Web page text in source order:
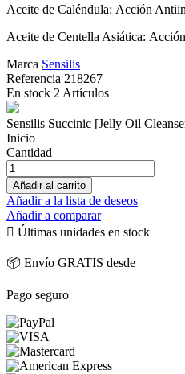
Aceite de Caléndula: Acción
Aceite de Centella Asiática:
Marca Sensilis
Referencia 218267
En stock 2 Artículos
Sensilis Succinic [Jelly Oil
Inicio
Cantidad
Añadir al carrito
Añadir a la lista de deseos
Añadir a comparar
 Últimas unidades en stock
📦 Envío GRATIS desde
Pago seguro